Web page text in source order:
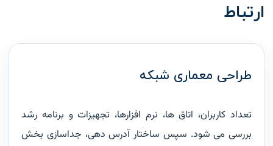
ارتباط
طراحی معماری شبکه
تعداد کاربران، اتاق ها، نرم افزارها، تجهیزات و برنامه رشد
بررسی می شود. سپس ساختار آدرس دهی، جداسازی بخش